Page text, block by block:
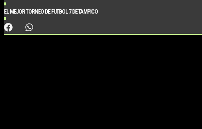
EL MEJOR TORNEO DE FUTBOL 7 DE TAMPICO